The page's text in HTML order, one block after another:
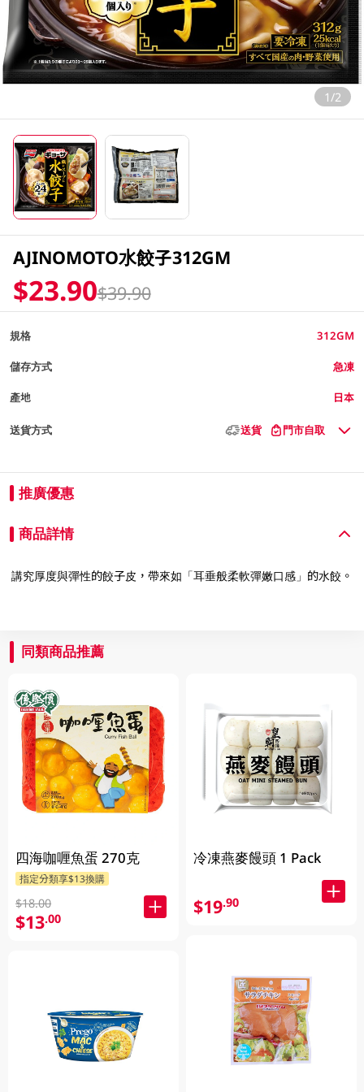
1/2
AJINOMOTO水餃子312GM
$23.90$39.90
規格 312GM
儲存方式 急凍
產地 日本
送貨方式 送貨 門市自取
推廣優惠
商品詳情
講究厚度與彈性的餃子皮，帶來如「耳垂般柔軟彈嫩口感」的水餃。
同類商品推薦
四海咖喱魚蛋 270克
指定分類享$13換購
$18.00
$13.00
冷凍燕麥饅頭 1 Pack
$19.90